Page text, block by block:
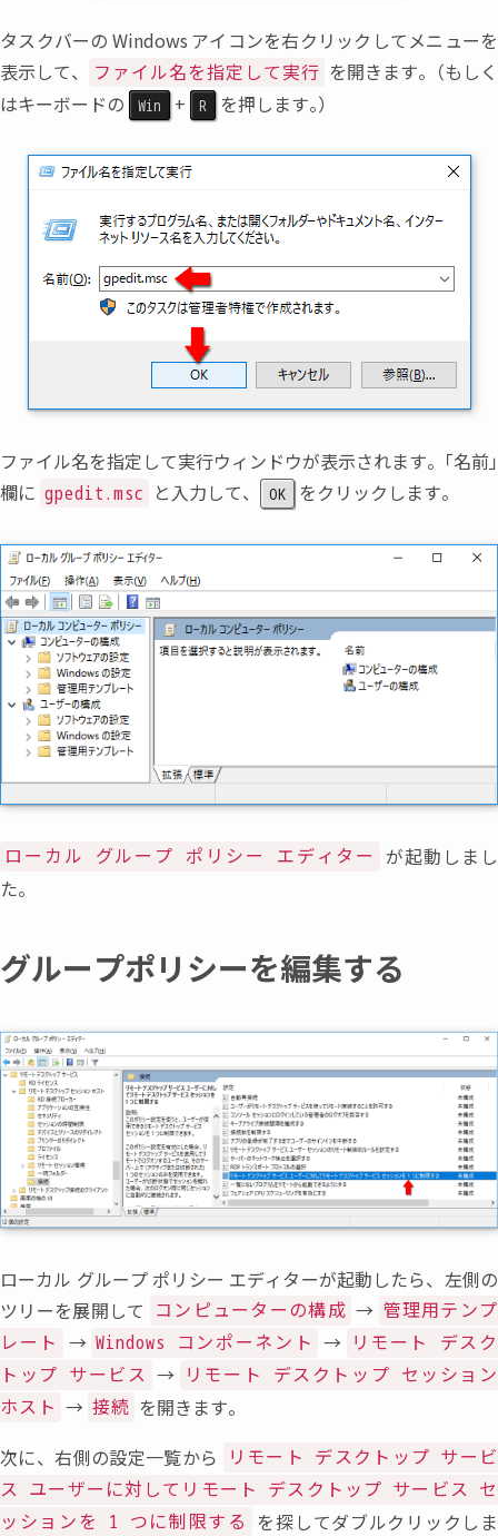
タスクバーの Windows アイコンを右クリックしてメニューを
表示して、 ファイル名を指定して実行 を開きます。 （もしく
はキーボードの
Win + R を押します。）
ファイル名を指定して実行ウィンドウが表示されます。 「名前」
欄に gpedit.msc と入力して、 OK をクリックします。
ローカル グループ ポリシー エディター
が起動しまし
た。
グループポリシーを編集する
ローカル グループ ポリシー エディターが起動したら、 左側の
ツリーを展開して コンピューターの構成 → 管理用テンプ
レート → Windows コンポーネント → リモート デスク
トップ サービス → リモート デスクトップ セッショ
ホスト → 接続 を開きます。
次に、 右側の設定一覧から
リモート デスクトップ サービ
ス ユーザーに対してリモート デスクトップ サービス セ
ッションを 1 つに制限する
を探してダブルクリックしま